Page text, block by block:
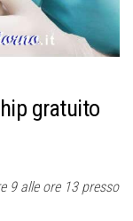
gratuito
9 alle ore 13 presso